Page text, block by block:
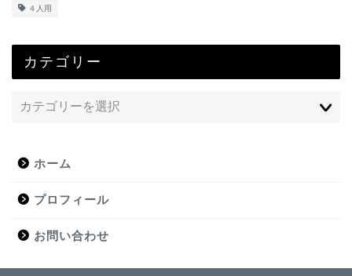
４人用
カテゴリー
ホーム
プロフィール
お問い合わせ